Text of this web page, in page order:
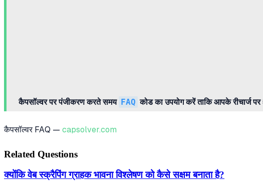
कैपसॉल्वर पर पंजीकरण करते समय FAQ कोड का उपयोग करें ताकि आपके रीचार्ज
कैपसॉल्वर FAQ — capsolver.com
Related Questions
क्योंकि वेब स्क्रैपिंग ग्राहक भावना विश्लेषण को कैसे सक्षम बनाता है?